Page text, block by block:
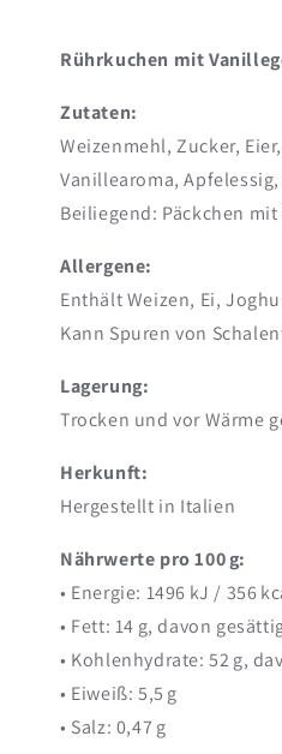
Rührkuchen mit
Zutaten:
Weizenmehl, Zucker,
Vanillearoma,
Beiliegend: Päckchen
Allergene:
Enthält Weizen, Ei,
Kann Spuren von
Lagerung:
Trocken und vor Wärme
Herkunft:
Hergestellt in Italien
Nährwerte pro 100 g:
• Energie: 1496 kJ / 356
• Fett: 14 g, davon
• Kohlenhydrate: 52 g,
• Eiweiß: 5,5 g
• Salz: 0,47 g